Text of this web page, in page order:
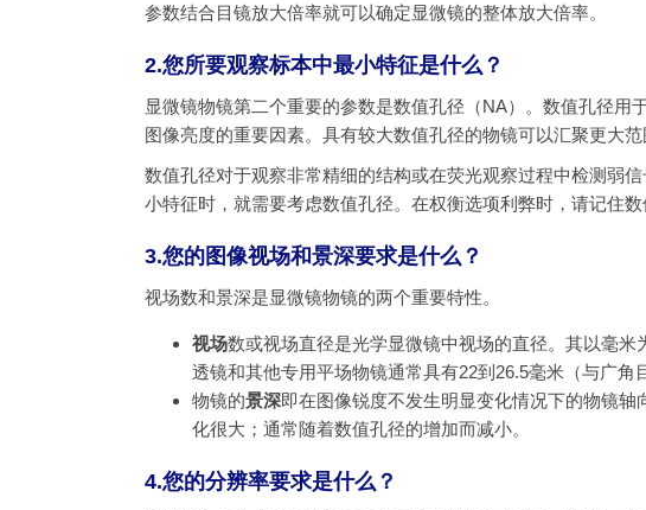
参数结合目镜放大倍率就可以确定显微镜的整体放大倍率。
2.您所要观察标本中最小特征是什么？
显微镜物镜第二个重要的参数是数值孔径（NA）。数值孔径
图像亮度的重要因素。具有较大数值孔径的物镜可以汇聚更大
数值孔径对于观察非常精细的结构或在荧光观察过程中检测弱
小特征时，就需要考虑数值孔径。在权衡选项利弊时，请记住数
3.您的图像视场和景深要求是什么？
视场数和景深是显微镜物镜的两个重要特性。
视场数或视场直径是光学显微镜中视场的直径。其以毫
透镜和其他专用平场物镜通常具有22到26.5毫米（与广角
物镜的景深即在图像锐度不发生明显变化情况下的物镜
化很大；通常随着数值孔径的增加而减小。
4.您的分辨率要求是什么？